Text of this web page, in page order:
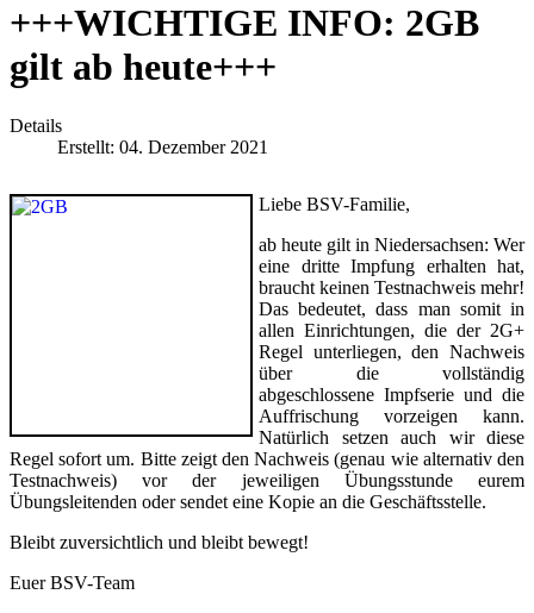
+++WICHTIGE INFO: 2GB
gilt ab heute+++
Details
Erstellt: 04. Dezember 2021
Liebe BSV-Familie,
ab heute gilt in Niedersachsen: Wer
eine dritte Impfung erhalten hat,
braucht keinen Testnachweis mehr!
Das bedeutet, dass man somit in
allen Einrichtungen, die der 2G+
Regel unterliegen, den Nachweis
über die vollständig
abgeschlossene Impfserie und die
Auffrischung vorzeigen kann.
Natürlich setzen auch wir diese
Regel sofort um. Bitte zeigt den Nachweis (genau wie alternativ den
Testnachweis) vor der jeweiligen Übungsstunde eurem
Übungsleitenden oder sendet eine Kopie an die Geschäftsstelle.
Bleibt zuversichtlich und bleibt bewegt!
Euer BSV-Team